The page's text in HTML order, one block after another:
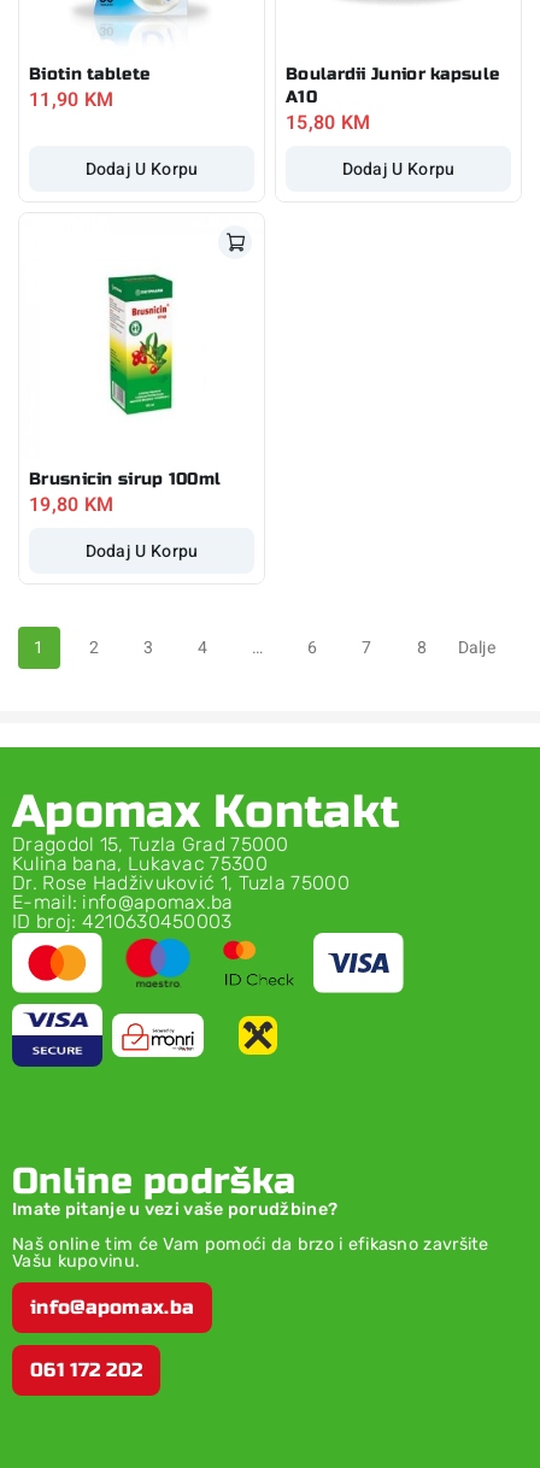
Biotin tablete
11,90 KM
Dodaj U Korpu
Boulardii Junior kapsule
A10
15,80 KM
Dodaj U Korpu
Brusnicin sirup 100ml
19,80 KM
Dodaj U Korpu
1 2 3 4 … 6 7 8 Dalje
Apomax Kontakt
Dragodol 15, Tuzla Grad 75000
Kulina bana, Lukavac 75300
Dr. Rose Hadživuković 1, Tuzla 75000
E-mail: info@apomax.ba
ID broj: 4210630450003
Online podrška
Imate pitanje u vezi vaše porudžbine?
Naš online tim će Vam pomoći da brzo i efikasno završite
Vašu kupovinu.
info@apomax.ba
061 172 202